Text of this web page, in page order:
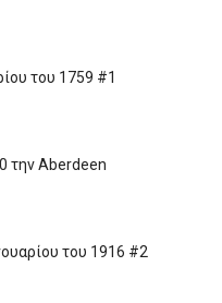
του 1759 #1
την Aberdeen
του 1916 #2